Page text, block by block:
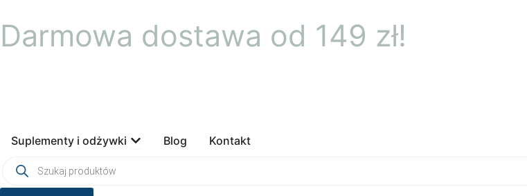
do
treści
Darmowa dostawa od 149 zł!
Suplementy i odżywki Open Suplementy i odżywki
Blog Kontakt
produktów